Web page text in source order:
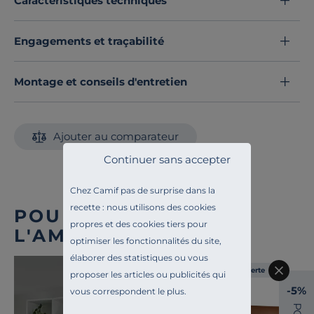
Chez Camif pas de surprise dans la
recette : nous utilisons des cookies
propres et des cookies tiers pour
optimiser les fonctionnalités du site,
élaborer des statistiques ou vous
proposer les articles ou publicités qui
vous correspondent le plus.
Continuer sans accepter
vos pièces.
Découvrez toute notre sélection :Tapis d'intérieur
Engagements et traçabilité
Montage et conseils d'entretien
Ajouter au comparateur
POUR COMPLÉTER
L'AMBIANCE
Liv. offerte
-5%
P